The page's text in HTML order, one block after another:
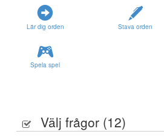
Lär dig orden Stava orden
Spela spel
Välj frågor (12)